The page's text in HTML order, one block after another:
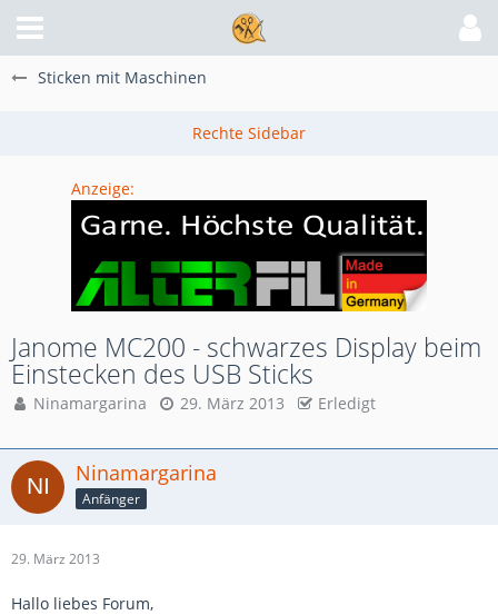
Sticken mit Maschinen
Anzeige:
Janome MC200 - schwarzes Display beim
Einstecken des USB Sticks
Ninamargarina 29. März 2013 Erledigt
Ninamargarina
Anfänger
29. März 2013
Hallo liebes Forum,